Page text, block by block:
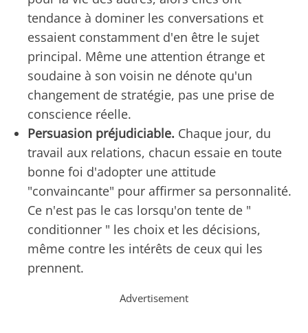
tendance à dominer les conversations et
essaient constamment d'en être le sujet
principal. Même une attention étrange et
soudaine à son voisin ne dénote qu'un
changement de stratégie, pas une prise de
conscience réelle.
Persuasion préjudiciable. Chaque jour, du
travail aux relations, chacun essaie en toute
bonne foi d'adopter une attitude
"convaincante" pour affirmer sa personnalité.
Ce n'est pas le cas lorsqu'on tente de "
conditionner " les choix et les décisions,
même contre les intérêts de ceux qui les
prennent.
Advertisement